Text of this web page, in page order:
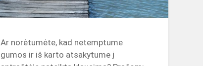
Ar norėtumėte, kad netemptume
gumos ir iš karto atsakytume į